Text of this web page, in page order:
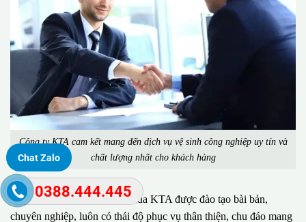
Công ty KTA cam kết mang đến dịch vụ vệ sinh công nghiệp uy tín và
chất lượng nhất cho khách hàng
Đặc biệt, đội ngũ nhân viên của KTA được đào tạo bài bản,
chuyên nghiệp, luôn có thái độ phục vụ thân thiện, chu đáo mang
Chat Zalo
0388.444.445